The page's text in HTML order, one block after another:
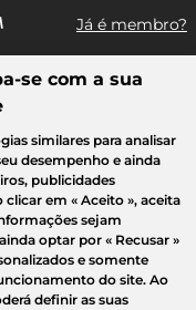
Já é membro?
uma venda...
Casa Criança Beleza
se com a sua
similares para analisar
desempenho e ainda
publicidades
clicar em « Aceito », aceita
sejam
optar por « Recusar »
e somente
do site. Ao
definir as suas